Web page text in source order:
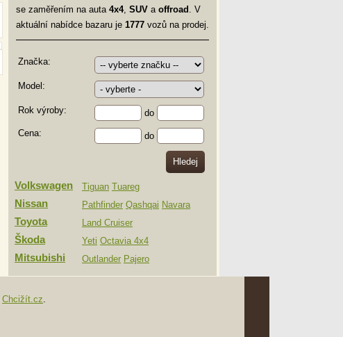
se zaměřením na auta 4x4, SUV a offroad . V
aktuální nabídce bazaru je 1777 vozů na prodej.
Značka:
Model:
Rok výroby:
do
Cena:
do
Volkswagen Tiguan Tuareg
Nissan Pathfinder Qashqai Navara
Toyota Land Cruiser
Škoda Yeti Octavia 4x4
Mitsubishi Outlander Pajero
Chcižít.cz.